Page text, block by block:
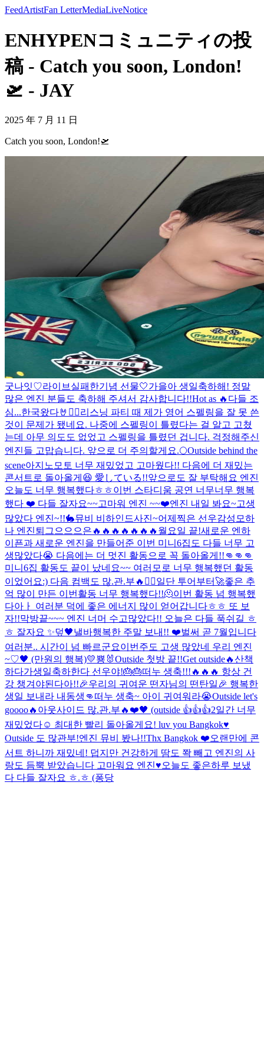
FeedArtistFan LetterMediaLiveNotice
ENHYPENコミュニティの投
稿 - Catch you soon, London!
🛫 - JAY
2025 年 7 月 11 日
Catch you soon, London!🛫
굿나잇♡라이브실패한기념 선물🤍가을아 생일축하해! 정말
많은 엔진 분들도 축하해 주셔서 감사합니다!!Hot as 🔥 다들 조
심...한국왔다🤘❤️‍🔥리스닝 파티 때 제가 영어 스펠링을 잘 못 쓴
것이 문제가 됐네요. 나중에 스펠링이 틀렸다는 걸 알고 고쳤
는데 아무 의도도 없었고 스펠링을 틀렸던 겁니다. 걱정해주신
엔진들 고맙습니다. 앞으로 더 주의할게요.🌕Outside behind the
scene아지노모토 너무 재밌었고 고마웠다!! 다음에 더 재밌는
콘서트로 돌아올게😆 愛している!!앞으로도 잘 부탁해요 엔진
오늘도 너무 행복했다ㅎㅎ이번 스타디움 공연 너무너무 행복
했다 ❤️ 다들 잘자요~~고마워 엔진 ~~❤️엔진 내일 봐요~고생
많았다 엔진~!!🐇뮤비 비하인드사진~어제찍은 선우감성 모하
나 엔진퇴그으으으은 🔥🔥🔥🔥🔥🔥🔥 월요일 끝!새로운 엔하
이픈과 새로운 엔진을 만들어준 이번 미니6집도 다들 너무 고
생많았다😭 다음에는 더 멋진 활동으로 꼭 돌아올게!!👊👊👊
미니6집 활동도 끝이 났네요~~ 여러모로 너무 행복했던 활동
이었어요:) 다음 컴백도 많.관.부🔥❤️‍🔥일단 투어부터🚀좋은 추
억 많이 만든 이번활동 너무 행복했다!!🫠이번 활동 넘 행복했
다아ㅏ 여러분 덕에 좋은 에너지 많이 얻어갑니다ㅎㅎ 또 보
자!!막방끝~~~ 엔진 너머 수고많았다!! 오늘은 다들 푹쉬길 ㅎ
ㅎ 잘자요 ✨️덮🖤낼바행복한 주말 보내!! ❤️벌써 곧 7월입니다
여러분.. 시간이 넘 빠르군요이번주도 고생 많았네 우리 엔진
~♡🖤 (만원의 행복)💛뿅🐰Outside 첫방 끝!!Get outside🔥산책
하다가생일축하한다 선우야!🎂🎂떠누 생축!!!🔥🔥🔥 항상 건
강 챙겨야된다아!!🎉우리의 귀여운 떤자님의 떤탄일🎉 행복한
생일 보내라 내동생👊 떠누 생축~ 아이 귀여워라😭Outside let's
goooo🔥 아웃사이드 많.관.부🔥 ❤️🖤 (outside 👍👍👍2일간 너무
재밌었다☺️ 최대한 빨리 돌아올게요! luv you Bangkok♥️
Outside 도 많관부!엔진 뮤비 봤나!!Thx Bangkok ❤️오랜만에 콘
서트 하니까 재밌네! 덥지만 건강하게 땀도 쫙 빼고 엔진의 사
랑도 듬뿍 받았습니다 고마워요 엔진♥️오늘도 좋은하루 보냈
다 다들 잘자요 ㅎ.ㅎ (퐁당